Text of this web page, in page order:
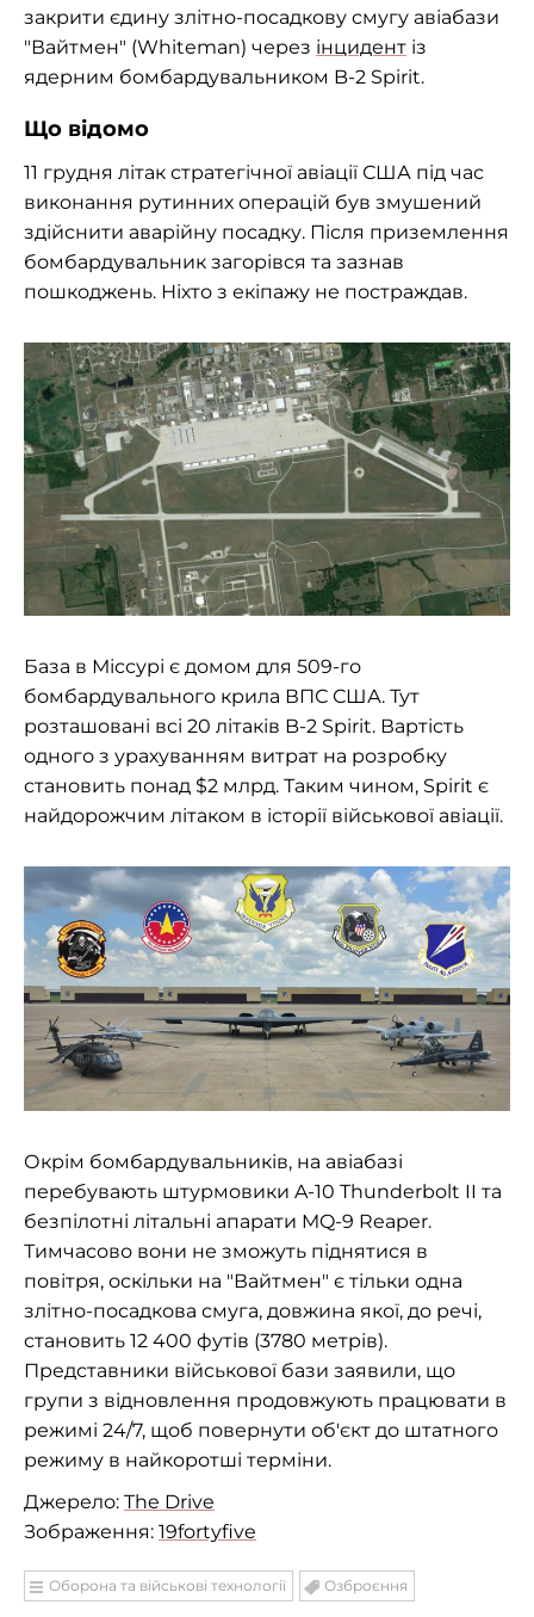
закрити єдину злітно-посадкову смугу авіабази
"Вайтмен" (Whiteman) через інцидент із
ядерним бомбардувальником B-2 Spirit.
Що відомо
11 грудня літак стратегічної авіації США під час
виконання рутинних операцій був змушений
здійснити аварійну посадку. Після приземлення
бомбардувальник загорівся та зазнав
пошкоджень. Ніхто з екіпажу не постраждав.
База в Міссурі є домом для 509-го
бомбардувального крила ВПС США. Тут
розташовані всі 20 літаків B-2 Spirit. Вартість
одного з урахуванням витрат на розробку
становить понад $2 млрд. Таким чином, Spirit є
найдорожчим літаком в історії військової авіації.
Окрім бомбардувальників, на авіабазі
перебувають штурмовики A-10 Thunderbolt II та
безпілотні літальні апарати MQ-9 Reaper.
Тимчасово вони не зможуть піднятися в
повітря, оскільки на "Вайтмен" є тільки одна
злітно-посадкова смуга, довжина якої, до речі,
становить 12 400 футів (3780 метрів).
Представники військової бази заявили, що
групи з відновлення продовжують працювати в
режимі 24/7, щоб повернути об'єкт до штатного
режиму в найкоротші терміни.
Джерело: The Drive
Зображення: 19fortyfive
Оборона та військові технології Озброєння